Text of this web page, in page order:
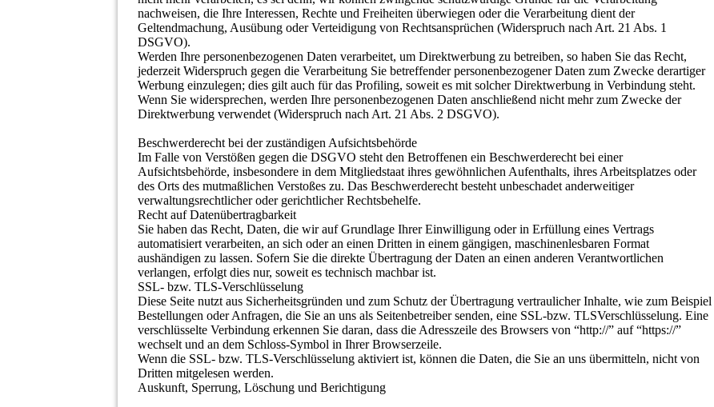
nachweisen, die Ihre Interessen, Rechte und Freiheiten überwiegen oder die Verarbeitung dient der
Geltendmachung, Ausübung oder Verteidigung von Rechtsansprüchen (Widerspruch nach Art. 21 Abs. 1
DSGVO).
Werden Ihre personenbezogenen Daten verarbeitet, um Direktwerbung zu betreiben, so haben Sie das Recht,
jederzeit Widerspruch gegen die Verarbeitung Sie betreffender personenbezogener Daten zum Zwecke derartiger
Werbung einzulegen; dies gilt auch für das Profiling, soweit es mit solcher Direktwerbung in Verbindung steht.
Wenn Sie widersprechen, werden Ihre personenbezogenen Daten anschließend nicht mehr zum Zwecke der
Direktwerbung verwendet (Widerspruch nach Art. 21 Abs. 2 DSGVO).
Beschwerderecht bei der zuständigen Aufsichtsbehörde
Im Falle von Verstößen gegen die DSGVO steht den Betroffenen ein Beschwerderecht bei einer
Aufsichtsbehörde, insbesondere in dem Mitgliedstaat ihres gewöhnlichen Aufenthalts, ihres Arbeitsplatzes oder
des Orts des mutmaßlichen Verstoßes zu. Das Beschwerderecht besteht unbeschadet anderweitiger
verwaltungsrechtlicher oder gerichtlicher Rechtsbehelfe.
Recht auf Datenübertragbarkeit
Sie haben das Recht, Daten, die wir auf Grundlage Ihrer Einwilligung oder in Erfüllung eines Vertrags
automatisiert verarbeiten, an sich oder an einen Dritten in einem gängigen, maschinenlesbaren Format
aushändigen zu lassen. Sofern Sie die direkte Übertragung der Daten an einen anderen Verantwortlichen
verlangen, erfolgt dies nur, soweit es technisch machbar ist.
SSL- bzw. TLS-Verschlüsselung
Diese Seite nutzt aus Sicherheitsgründen und zum Schutz der Übertragung vertraulicher Inhalte, wie zum Beispiel
Bestellungen oder Anfragen, die Sie an uns als Seitenbetreiber senden, eine SSL-bzw. TLSVerschlüsselung. Eine
verschlüsselte Verbindung erkennen Sie daran, dass die Adresszeile des Browsers von “http://” auf “https://”
wechselt und an dem Schloss-Symbol in Ihrer Browserzeile.
Wenn die SSL- bzw. TLS-Verschlüsselung aktiviert ist, können die Daten, die Sie an uns übermitteln, nicht von
Dritten mitgelesen werden.
Auskunft, Sperrung, Löschung und Berichtigung